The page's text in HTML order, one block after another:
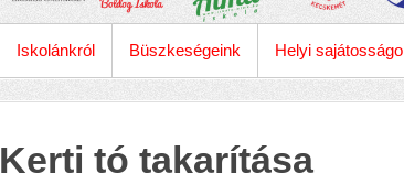
ELSŐDLEGES MENÜ
Iskolánkról Büszkeségeink Helyi
Kerti tó takarítása